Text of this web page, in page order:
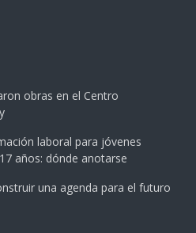
obras en el Centro
laboral para jóvenes
años: dónde anotarse
una agenda para el futuro